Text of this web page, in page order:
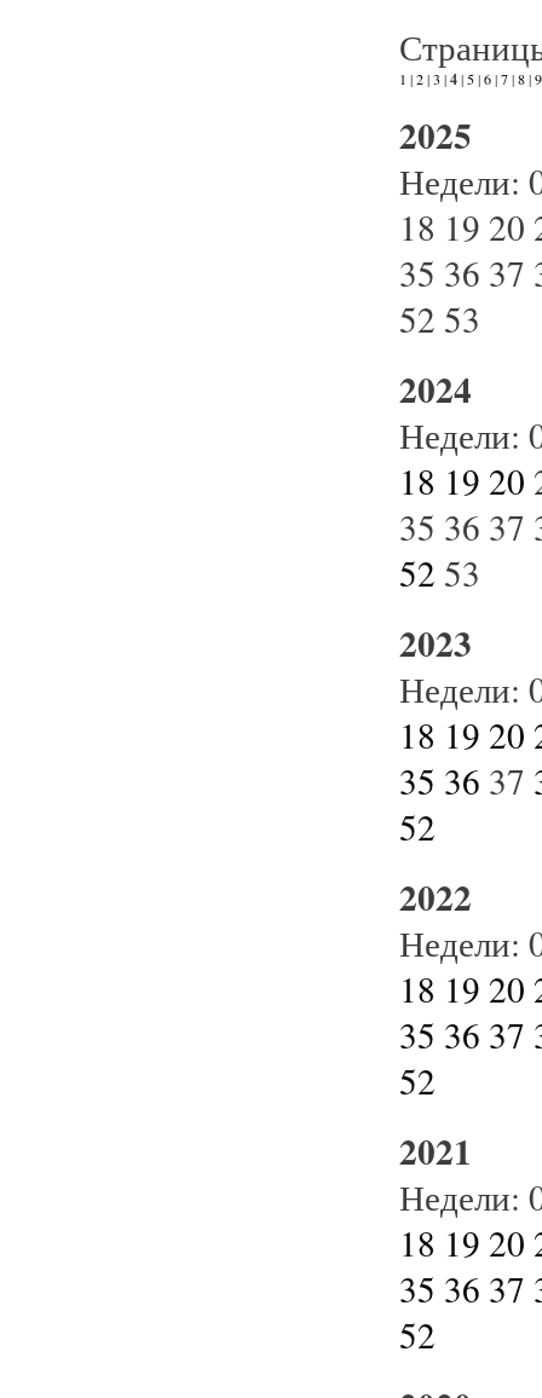
1 |2|3 |4| 5|6|7|8|9
2025
Недели:
18 19 20
35 36 37
52 53
2024
Недели:
18 19 20
35 36 37
52 53
2023
Недели:
18 19 20
35 36 37
52
2022
Недели:
18 19 20
35 36 37
52
2021
Недели:
18 19 20
35 36 37
52